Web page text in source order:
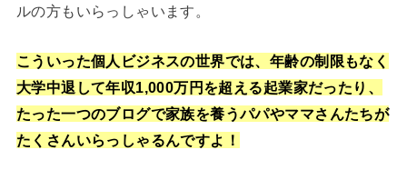
ルの方もいらっしゃいます。
こういった個人ビジネスの世界では、年齢の制限もなく
大学中退して年収1,000万円を超える起業家だったり、
たった一つのブログで家族を養うパパやママさんたちが
たくさんいらっしゃるんですよ！